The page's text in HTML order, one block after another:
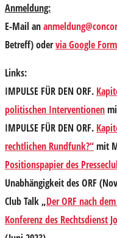
Anmeldung:
E-Mail an
Betreff) odervia Google
Links:
IMPULSE FÜR DEN ORF.
politischen Interventionen
IMPULSE FÜR DEN ORF.
rechtlichen Rundfunk?“mit
Positionspapier des
Unabhängigkeit des ORF
Club Talk „Der ORF nach
Konferenz des Rechtsdienst